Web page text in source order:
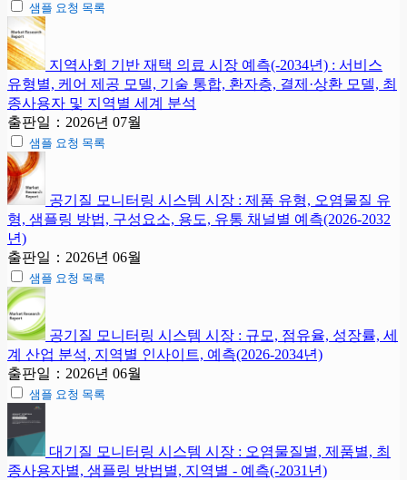
샘플 요청 목록
지역사회 기반 재택 의료 시장 예측(-2034년) : 서비스
유형별, 케어 제공 모델, 기술 통합, 환자층, 결제·상환 모델, 최
종사용자 및 지역별 세계 분석
출판일：2026년 07월
샘플 요청 목록
공기질 모니터링 시스템 시장 : 제품 유형, 오염물질 유
형, 샘플링 방법, 구성요소, 용도, 유통 채널별 예측(2026-2032
년)
출판일：2026년 06월
샘플 요청 목록
공기질 모니터링 시스템 시장 : 규모, 점유율, 성장률, 세
계 산업 분석, 지역별 인사이트, 예측(2026-2034년)
출판일：2026년 06월
샘플 요청 목록
대기질 모니터링 시스템 시장 : 오염물질별, 제품별, 최
종사용자별, 샘플링 방법별, 지역별 - 예측(-2031년)